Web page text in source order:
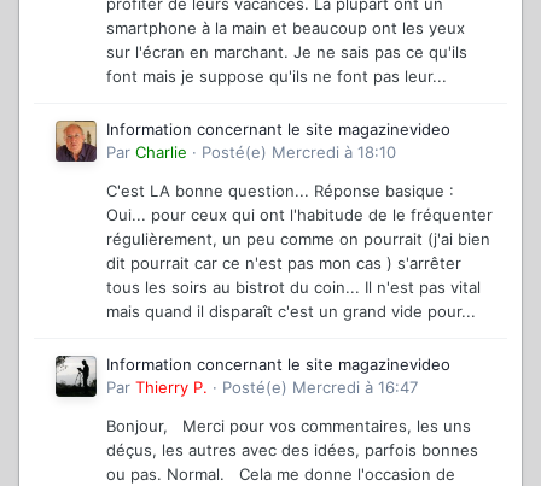
smartphone à la main et beaucoup ont les yeux
sur l'écran en marchant. Je ne sais pas ce qu'ils
font mais je suppose qu'ils ne font pas leur...
Information concernant le site magazinevideo
Par Charlie · Posté(e) Mercredi à 18:10
C'est LA bonne question... Réponse basique :
Oui... pour ceux qui ont l'habitude de le fréquenter
régulièrement, un peu comme on pourrait (j'ai bien
dit pourrait car ce n'est pas mon cas ) s'arrêter
tous les soirs au bistrot du coin... Il n'est pas vital
mais quand il disparaît c'est un grand vide pour...
Information concernant le site magazinevideo
Par Thierry P. · Posté(e) Mercredi à 16:47
Bonjour, Merci pour vos commentaires, les uns
déçus, les autres avec des idées, parfois bonnes
ou pas. Normal. Cela me donne l'occasion de